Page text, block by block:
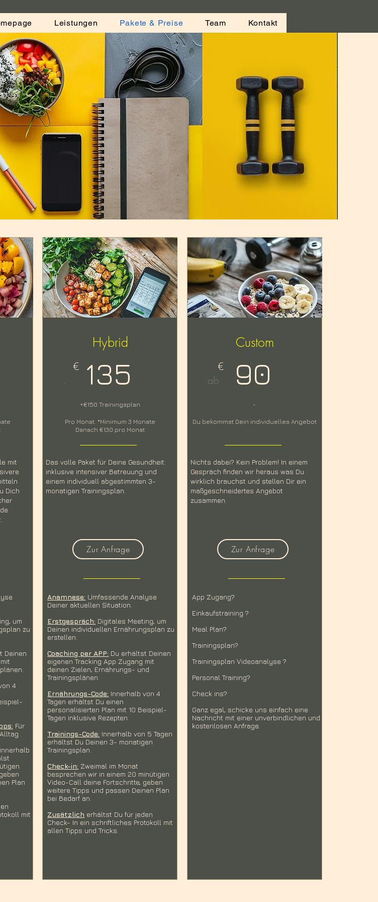
Leistungen Pakete & Preise Team Kontakt
mit
Dich
um
zu
Deinen
4
Für
.
Plan
mit
Hybrid
135
€
.
+€150 Trainingsplan
Pro Monat. *Minimum 3 Monate
Danach €130 pro Monat
Das volle Paket für Deine Gesundheit:
inklusive intensiver Betreuung und
einem individuell abgestimmten 3-
monatigen Trainingsplan.
Zur Anfrage
Anamnese: Umfassende Analyse
Deiner aktuellen Situation.​
Erstgespräch: Digitales Meeting, um
Deinen individuellen Ernährungsplan zu
erstellen.
Coaching per APP: Du erhältst Deinen
eigenen Tracking App Zugang mit
deinen Zielen, Ernährungs- und
Trainingsplänen.
Ernährungs-Code: Innerhalb von 4
Tagen erhältst Du einen
personalisierten Plan mit 10 Beispiel-
Tagen inklusive Rezepten.
Trainings-Code: Innerhalb von 5 Tagen
erhältst Du Deinen 3- monatigen
Trainingsplan.
Check-in: Zweimal im Monat
besprechen wir in einem 20 minütigen
Video-Call deine Fortschritte, geben
weitere Tipps und passen Deinen Plan
bei Bedarf an.
Zusätzlich erhältst Du für jeden
Check- In ein schriftliches Protokoll mit
allen Tipps und Tricks.
Custom
90
€
ab
-
Du bekommst Dein individuelles Angebot
Nichts dabei? Kein Problem! In einem
Gespräch finden wir heraus was Du
wirklich brauchst und stellen Dir ein
maßgeschneidertes Angebot
zusammen.
Zur Anfrage
App Zugang?
Einkaufstraining ?
Meal Plan?
Trainingsplan?
Trainingsplan Videoanalyse ?
Personal Training?
Check ins?
Ganz egal, schicke uns einfach eine
Nachricht mit einer unverbindlichen und
kostenlosen Anfrage.